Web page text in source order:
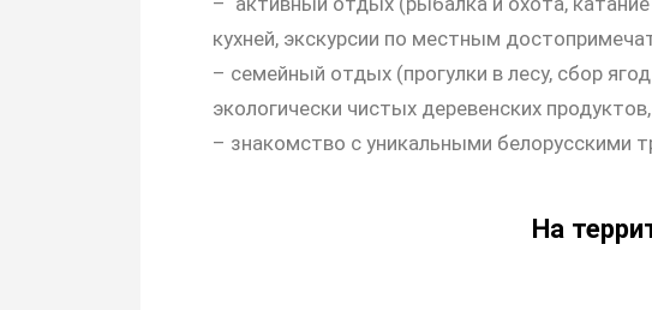
кухней, экскурсии по местным
– семейный отдых (прогулки в лесу, сбор
экологически чистых деревенских
– знакомство с уникальными белорусскими
На